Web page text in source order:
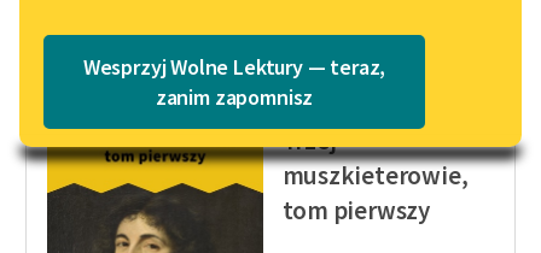
Lektury szkolne i klasyka
literatury do słuchania dla
uczennic i uczniów z
niepełnosprawnościami
Katalog w formacie PDF
Wesprzyj Wolne Lektury — teraz,
zanim zapomniszAleksander Dumas (ojciec)
Trzej
muszkieterowie,
tom pierwszy